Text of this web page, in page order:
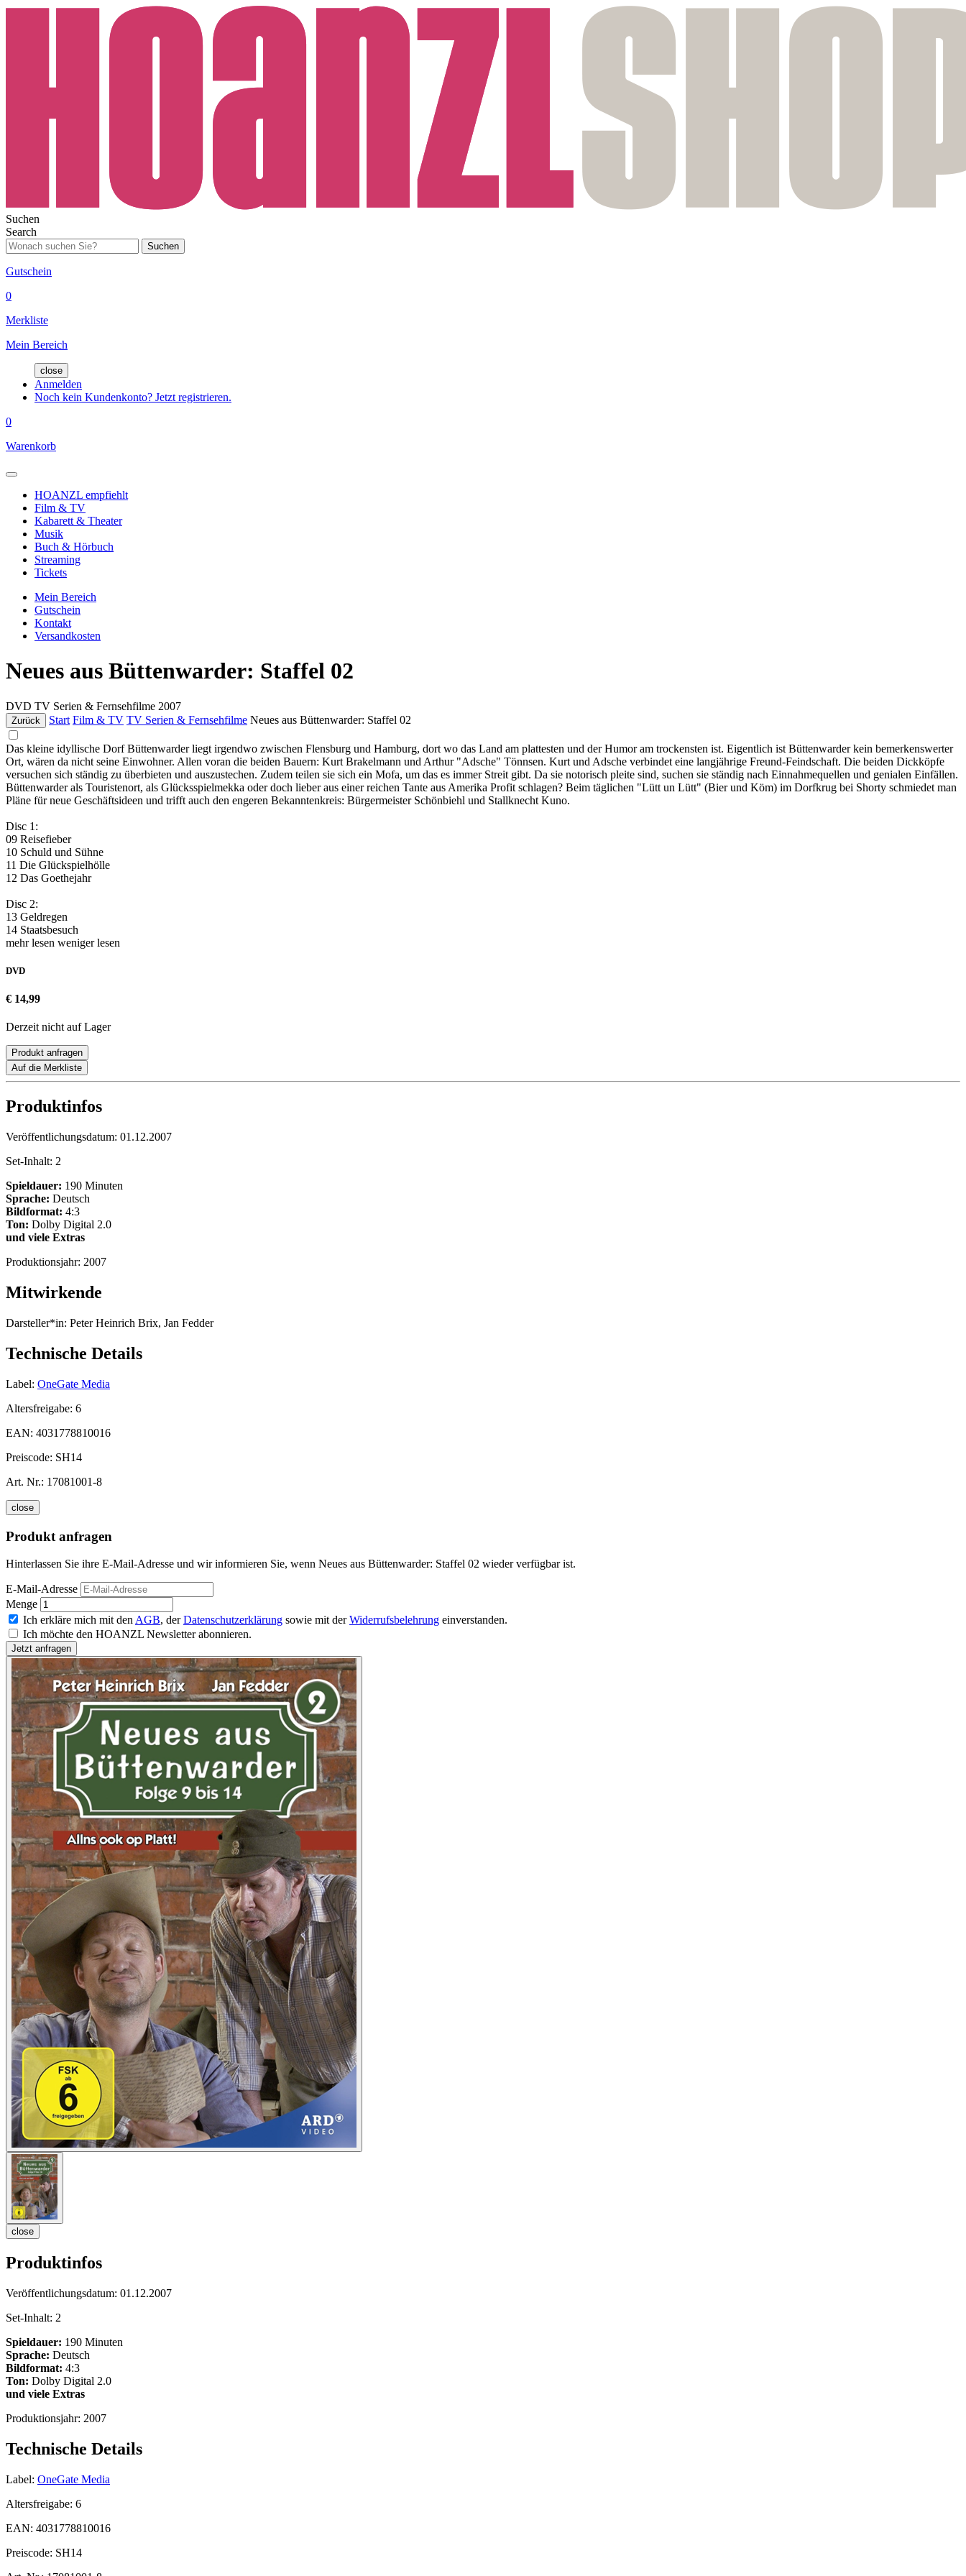
Suchen
Search
Suchen
Gutschein
0
Merkliste
Mein Bereich
close
Anmelden
Noch kein Kundenkonto? Jetzt registrieren.
0
Warenkorb
HOANZL empfiehlt
Film & TV
Kabarett & Theater
Musik
Buch & Hörbuch
Streaming
Tickets
Mein Bereich
Gutschein
Kontakt
Versandkosten
Neues aus Büttenwarder: Staffel 02
DVD TV Serien & Fernsehfilme 2007
Zurück Start Film & TV TV Serien & Fernsehfilme Neues aus Büttenwarder: Staffel 02
Das kleine idyllische Dorf Büttenwarder liegt irgendwo zwischen Flensburg und Hamburg, dort wo das Land am plattesten und der Humor am trockensten ist. Eigentlich ist Büttenwarder kein bemerkenswerter
Ort, wären da nicht seine Einwohner. Allen voran die beiden Bauern: Kurt Brakelmann und Arthur "Adsche" Tönnsen. Kurt und Adsche verbindet eine langjährige Freund-Feindschaft. Die beiden Dickköpfe
versuchen sich ständig zu überbieten und auszustechen. Zudem teilen sie sich ein Mofa, um das es immer Streit gibt. Da sie notorisch pleite sind, suchen sie ständig nach Einnahmequellen und genialen Einfällen.
Büttenwarder als Touristenort, als Glücksspielmekka oder doch lieber aus einer reichen Tante aus Amerika Profit schlagen? Beim täglichen "Lütt un Lütt" (Bier und Köm) im Dorfkrug bei Shorty schmiedet man
Pläne für neue Geschäftsideen und trifft auch den engeren Bekanntenkreis: Bürgermeister Schönbiehl und Stallknecht Kuno.
Disc 1:
09 Reisefieber
10 Schuld und Sühne
11 Die Glückspielhölle
12 Das Goethejahr
Disc 2:
13 Geldregen
14 Staatsbesuch
mehr lesen weniger lesen
DVD
€ 14,99
Derzeit nicht auf Lager
Produkt anfragen
Auf die Merkliste
Produktinfos
Veröffentlichungsdatum: 01.12.2007
Set-Inhalt: 2
Spieldauer: 190 Minuten
Sprache: Deutsch
Bildformat: 4:3
Ton: Dolby Digital 2.0
und viele Extras
Produktionsjahr: 2007
Mitwirkende
Darsteller*in: Peter Heinrich Brix, Jan Fedder
Technische Details
Label: OneGate Media
Altersfreigabe: 6
EAN: 4031778810016
Preiscode: SH14
Art. Nr.: 17081001-8
close
Produkt anfragen
Hinterlassen Sie ihre E-Mail-Adresse und wir informieren Sie, wenn Neues aus Büttenwarder: Staffel 02 wieder verfügbar ist.
E-Mail-Adresse
Menge
Ich erkläre mich mit den AGB, derDatenschutzerklärung sowie mit derWiderrufsbelehrung einverstanden.
Ich möchte den HOANZL Newsletter abonnieren.
close
Produktinfos
Veröffentlichungsdatum: 01.12.2007
Set-Inhalt: 2
Spieldauer: 190 Minuten
Sprache: Deutsch
Bildformat: 4:3
Ton: Dolby Digital 2.0
und viele Extras
Produktionsjahr: 2007
Technische Details
Label: OneGate Media
Altersfreigabe: 6
EAN: 4031778810016
Preiscode: SH14